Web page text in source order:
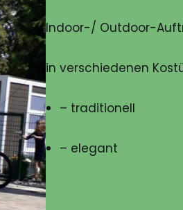
Indoor-/ Outdoor-
in verschiedenen
– traditionell
– elegant